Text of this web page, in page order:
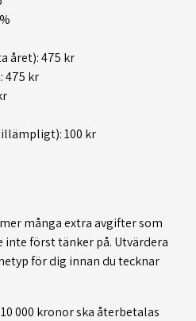
året): 475 kr
475 kr
100 kr
många extra avgifter som
inte först tänker på. Utvärdera
för dig innan du tecknar
000 kronor ska återbetalas